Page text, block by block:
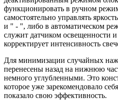
функционировать в ручном
самостоятельно управлять
и " - ", либо в автоматическом
служит датчиком освещенности и
корректирует интенсивность
Для минимизации случайных
перенесены назад на нижнюю
немного углубленными. Это
которое уже зарекомендовало
показало свою эффективность.